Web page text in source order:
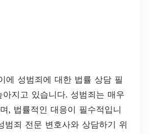
에 성범죄에 대한 법률 상담 필
지고 있습니다. 성범죄는 매우
, 법률적인 대응이 필수적입니
범죄 전문 변호사와 상담하기 위